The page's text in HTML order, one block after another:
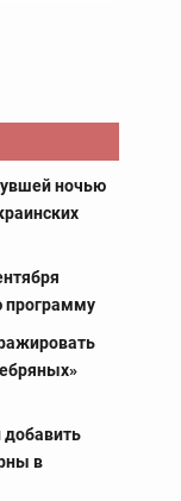
ночью
программу
в